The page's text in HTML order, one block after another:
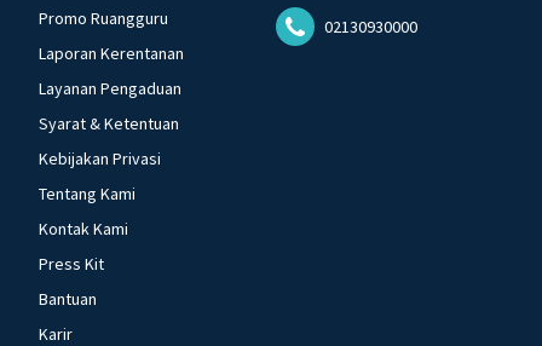
Promo Ruangguru
Laporan Kerentanan
Layanan Pengaduan
Syarat & Ketentuan
Kebijakan Privasi
Tentang Kami
Kontak Kami
Press Kit
Bantuan
Karir
02130930000